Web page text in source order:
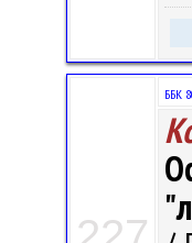
ББК